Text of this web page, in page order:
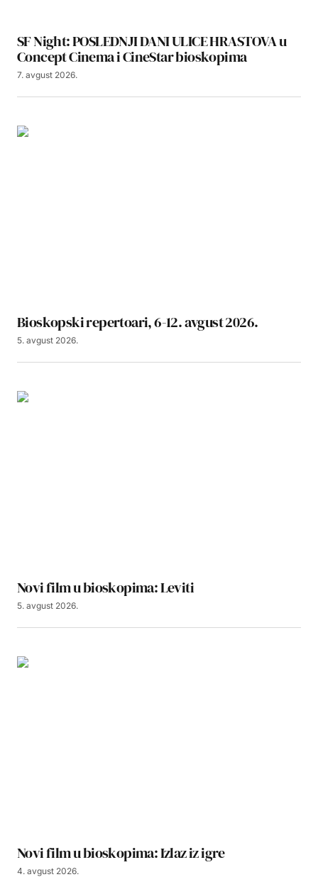
SF Night: POSLEDNJI DANI ULICE HRASTOVA u
Concept Cinema i CineStar bioskopima
7. avgust 2026.
Bioskopski repertoari, 6-12. avgust 2026.
5. avgust 2026.
Novi film u bioskopima: Leviti
5. avgust 2026.
Novi film u bioskopima: Izlaz iz igre
4. avgust 2026.